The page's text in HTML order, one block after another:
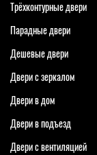
Трёхконтурные двери
Парадные двери
Дешевые двери
Двери с зеркалом
Двери в дом
Двери в подъезд
Двери с вентиляцией